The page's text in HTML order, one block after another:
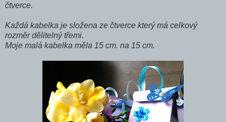
čtverce.
Každá kabelka je složena ze čtverce který má celkový
rozměr dělitelný třemi.
Moje malá kabelka měla 15 cm. na 15 cm.